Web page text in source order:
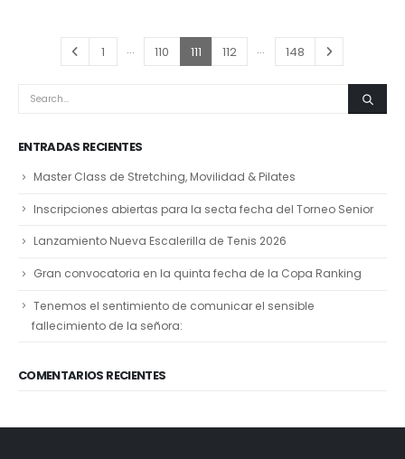
1 … 110 111 112 … 148
ENTRADAS RECIENTES
Master Class de Stretching, Movilidad & Pilates
Inscripciones abiertas para la secta fecha del Torneo Senior
Lanzamiento Nueva Escalerilla de Tenis 2026
Gran convocatoria en la quinta fecha de la Copa Ranking
Tenemos el sentimiento de comunicar el sensible
fallecimiento de la señora:
COMENTARIOS RECIENTES